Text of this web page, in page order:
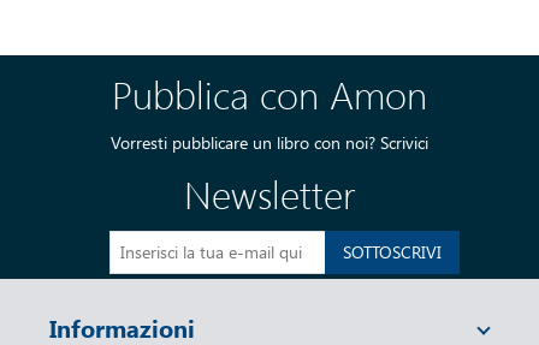
Pubblica con Amon
Vorresti pubblicare un libro con noi? Scrivici
Newsletter
SOTTOSCRIVI
Informazioni